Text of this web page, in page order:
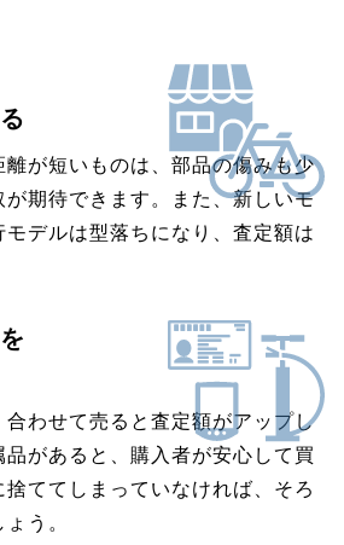
が短いものは、部品の傷みも少
が期待できます。また、新しいモ
デルは型落ちになり、査定額は
わせて売ると査定額がアップし
品があると、購入者が安心して買
捨ててしまっていなければ、そろ
う。